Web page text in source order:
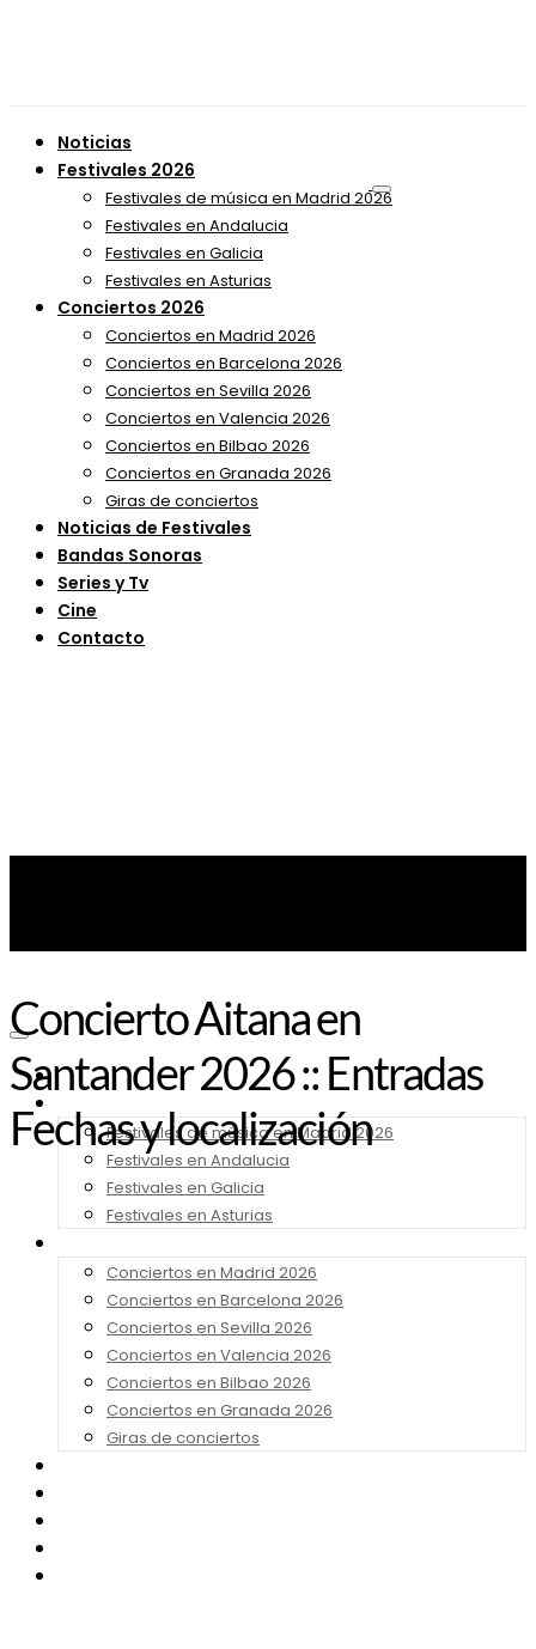
Noticias
Festivales 2026
Festivales de música en Madrid 2026
Festivales en Andalucia
Festivales en Galicia
Festivales en Asturias
Conciertos 2026
Conciertos en Madrid 2026
Conciertos en Barcelona 2026
Conciertos en Sevilla 2026
Conciertos en Valencia 2026
Conciertos en Bilbao 2026
Conciertos en Granada 2026
Giras de conciertos
Noticias de Festivales
Bandas Sonoras
Series y Tv
Cine
Contacto
Noticias
Festivales de música en Madrid 2026
Festivales en Andalucia
Festivales en Galicia
Festivales en Asturias
Conciertos en Madrid 2026
Conciertos en Barcelona 2026
Conciertos en Sevilla 2026
Conciertos en Valencia 2026
Conciertos en Bilbao 2026
Conciertos en Granada 2026
Giras de conciertos
Concierto Aitana en
Santander 2026 :: Entradas
Fechas y localización